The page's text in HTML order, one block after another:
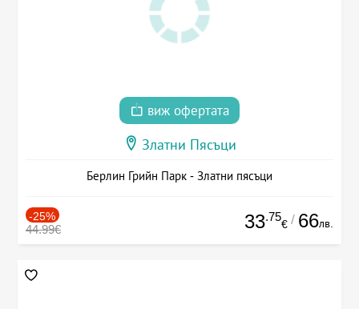
виж офертата
Златни Пясъци
Берлин Грийн Парк - Златни пясъци
-25%
44.99€ 33.75
€ / 66лв.